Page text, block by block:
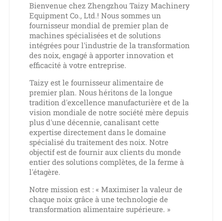
Bienvenue chez Zhengzhou Taizy Machinery
Equipment Co., Ltd.! Nous sommes un
fournisseur mondial de premier plan de
machines spécialisées et de solutions
intégrées pour l'industrie de la transformation
des noix, engagé à apporter innovation et
efficacité à votre entreprise.
Taizy est le fournisseur alimentaire de
premier plan. Nous héritons de la longue
tradition d'excellence manufacturière et de la
vision mondiale de notre société mère depuis
plus d'une décennie, canalisant cette
expertise directement dans le domaine
spécialisé du traitement des noix. Notre
objectif est de fournir aux clients du monde
entier des solutions complètes, de la ferme à
l'étagère.
Notre mission est : « Maximiser la valeur de
chaque noix grâce à une technologie de
transformation alimentaire supérieure. »